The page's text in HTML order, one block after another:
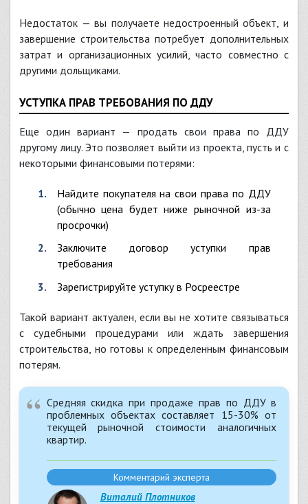
Недостаток — вы получаете недостроенный объект, и
завершение строительства потребует дополнительных
затрат и организационных усилий, часто совместно с
другими дольщиками.
УСТУПКА ПРАВ ТРЕБОВАНИЯ ПО ДДУ
Еще один вариант — продать свои права по ДДУ
другому лицу. Это позволяет выйти из проекта, пусть и с
некоторыми финансовыми потерями:
Найдите покупателя на свои права по ДДУ
(обычно цена будет ниже рыночной из-за
просрочки)
Заключите договор уступки прав
требования
Зарегистрируйте уступку в Росреестре
Такой вариант актуален, если вы не хотите связываться
с судебными процедурами или ждать завершения
строительства, но готовы к определенным финансовым
потерям.
Средняя скидка при продаже прав по ДДУ в
проблемных объектах составляет 15-30% от
текущей рыночной стоимости аналогичных
квартир.
Виталий Плотников
Комментарий эксперта